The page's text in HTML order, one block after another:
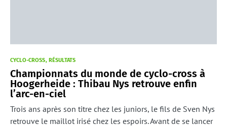
CYCLO-CROSS RÉSULTATS
Championnats du monde de cyclo-cross à
Hoogerheide : Thibau Nys retrouve enfin
l’arc-en-ciel
Trois ans après son titre chez les juniors, le fils de Sven Nys
retrouve le maillot irisé chez les espoirs. Avant de se lancer